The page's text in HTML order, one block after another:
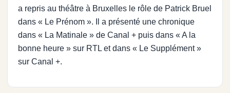
a repris au théâtre à Bruxelles le rôle de Patrick Bruel
dans « Le Prénom ». Il a présenté une chronique
dans « La Matinale » de Canal + puis dans « A la
bonne heure » sur RTL et dans « Le Supplément »
sur Canal +.